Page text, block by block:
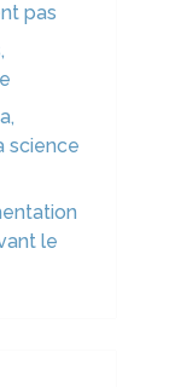
pas
science
le